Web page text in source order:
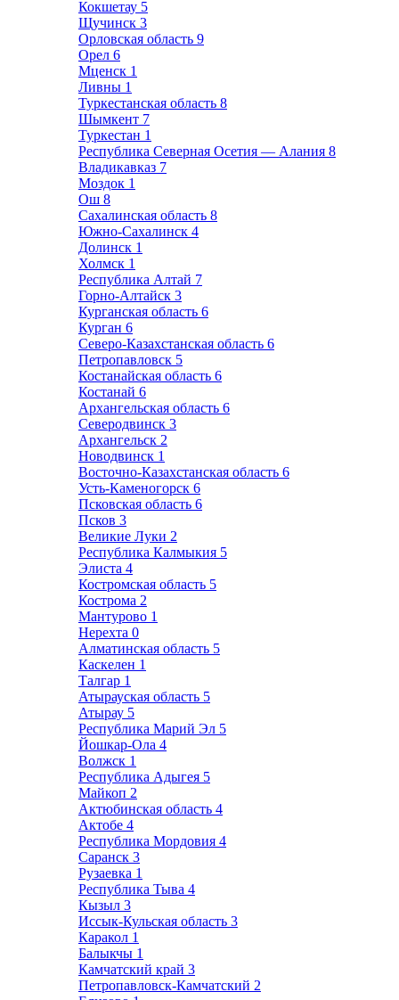
Кокшетау 5
Щучинск 3
Орловская область 9
Орел 6
Мценск 1
Ливны 1
Туркестанская область 8
Шымкент 7
Туркестан 1
Республика Северная Осетия — Алания 8
Владикавказ 7
Моздок 1
Ош 8
Сахалинская область 8
Южно-Сахалинск 4
Долинск 1
Холмск 1
Республика Алтай 7
Горно-Алтайск 3
Курганская область 6
Курган 6
Северо-Казахстанская область 6
Петропавловск 5
Костанайская область 6
Костанай 6
Архангельская область 6
Северодвинск 3
Архангельск 2
Новодвинск 1
Восточно-Казахстанская область 6
Усть-Каменогорск 6
Псковская область 6
Псков 3
Великие Луки 2
Республика Калмыкия 5
Элиста 4
Костромская область 5
Кострома 2
Мантурово 1
Нерехта 0
Алматинская область 5
Каскелен 1
Талгар 1
Атырауская область 5
Атырау 5
Республика Марий Эл 5
Йошкар-Ола 4
Волжск 1
Республика Адыгея 5
Майкоп 2
Актюбинская область 4
Актобе 4
Республика Мордовия 4
Саранск 3
Рузаевка 1
Республика Тыва 4
Кызыл 3
Иссык-Кульская область 3
Каракол 1
Балыкчы 1
Камчатский край 3
Петропавловск-Камчатский 2